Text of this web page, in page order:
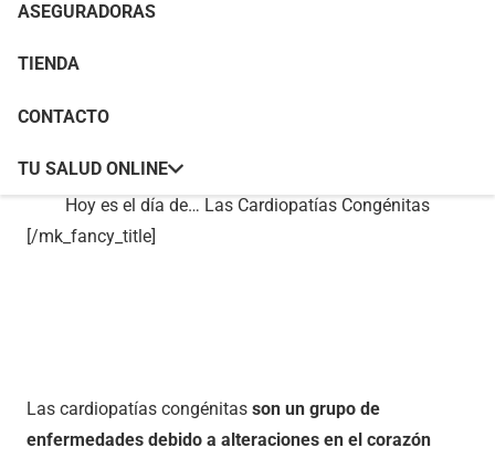
ASEGURADORAS
TIENDA
CONTACTO
TU SALUD ONLINE
size=»44″ force_font_size=»true» size_phone=»20″
font_family=»none» responsive_align=»left»]
Hoy es el día de… Las Cardiopatías Congénitas
[/mk_fancy_title]
Las cardiopatías congénitas son un grupo de
enfermedades debido a alteraciones en el corazón